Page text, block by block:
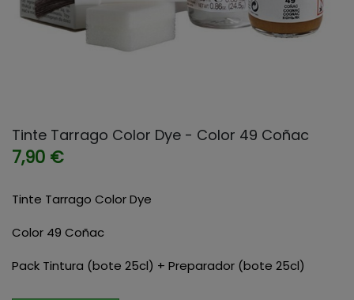
Tinte Tarrago Color Dye - Color 49 Coñac
7,90 €
Tinte Tarrago Color Dye
Color 49 Coñac
Pack Tintura (bote 25cl) + Preparador (bote 25cl)